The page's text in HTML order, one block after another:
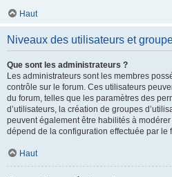
Haut
Niveaux des utilisateurs et
Que sont les administrateurs ?
Les administrateurs sont les membres
contrôle sur le forum. Ces utilisateurs
du forum, telles que les paramètres des
d’utilisateurs, la création de groupes
peuvent également être habilités à modérer
dépend de la configuration effectuée par le
Haut